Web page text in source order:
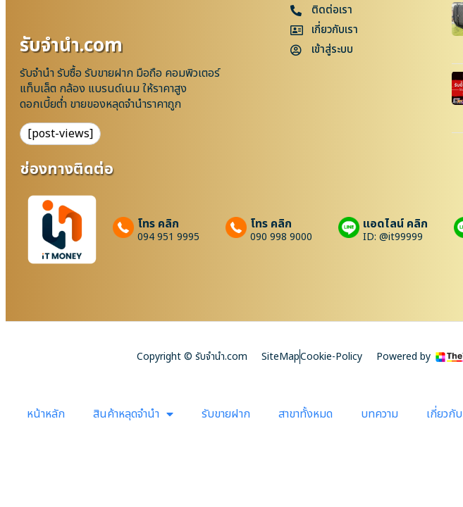
รับจํานํา.com
รับจำนำ รับซื้อ รับขายฝาก มือถือ คอมพิวเตอร์
แท็บเล็ต กล้อง แบรนด์เนม ให้ราคาสูง
ดอกเบี้ยต่ำ ขายของหลุดจำนำราคาถูก
[post-views]
ติดต่อเรา
เกี่ยวกับเรา
เข้าสู่ระบบ
ช่องทางติดต่อ
โทร คลิก
094 951 9995
โทร คลิก
090 998 9000
แอดไลน์ คลิก
ID: @it99999
Copyright © รับจํานํา.com SiteMapCookie-Policy Powered by
หน้าหลัก สินค้าหลุดจำนำ รับขายฝาก สาขาทั้งหมด บทความ เกี่ยวกับ